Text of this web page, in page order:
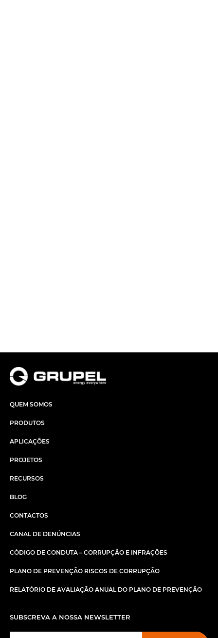
QUEM SOMOS
PRODUTOS
APLICAÇÕES
PROJETOS
RECURSOS
BLOG
CONTACTOS
CANAL DE DENÚNCIAS
CÓDIGO DE CONDUTA – CORRUPÇÃO E INFRAÇÕES
PLANO DE PREVENÇÃO RISCOS DE CORRUPÇÃO
RELATÓRIO DE AVALIAÇÃO ANUAL DO PLANO DE PREVENÇÃO
SUBSCREVA A NOSSA NEWSLETTER